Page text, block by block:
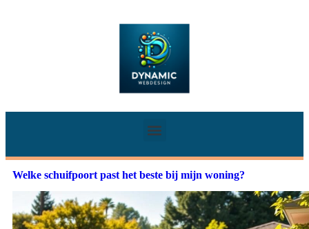
Welke schuifpoort past het beste bij mijn woning?